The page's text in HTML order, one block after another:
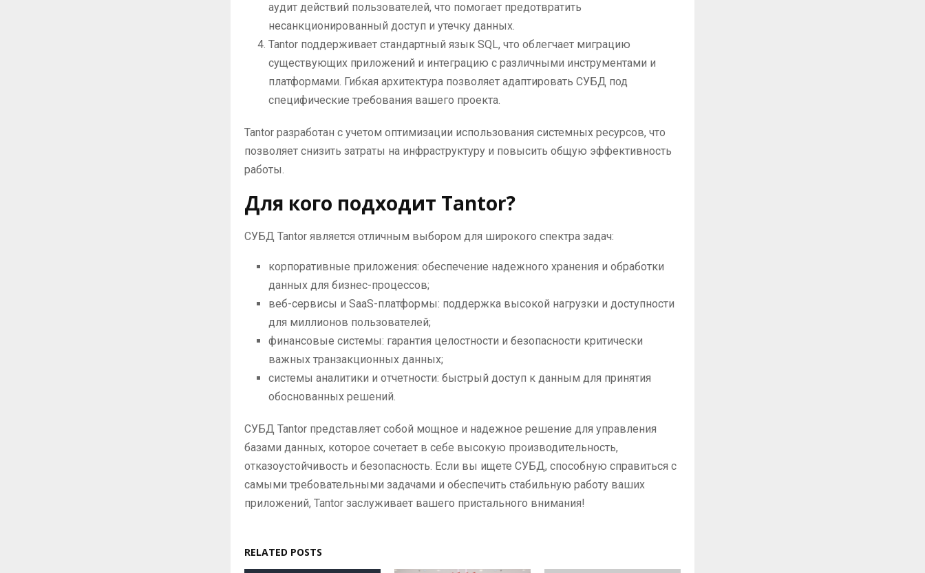
аудит действий пользователей, что помогает предотвратить
несанкционированный доступ и утечку данных.
Tantor поддерживает стандартный язык SQL, что облегчает миграцию
существующих приложений и интеграцию с различными инструментами и
платформами. Гибкая архитектура позволяет адаптировать СУБД под
специфические требования вашего проекта.
Tantor разработан с учетом оптимизации использования системных ресурсов, что
позволяет снизить затраты на инфраструктуру и повысить общую эффективность
работы.
Для кого подходит Tantor?
СУБД Tantor является отличным выбором для широкого спектра задач:
корпоративные приложения: обеспечение надежного хранения и обработки
данных для бизнес-процессов;
веб-сервисы и SaaS-платформы: поддержка высокой нагрузки и доступности
для миллионов пользователей;
финансовые системы: гарантия целостности и безопасности критически
важных транзакционных данных;
системы аналитики и отчетности: быстрый доступ к данным для принятия
обоснованных решений.
СУБД Tantor представляет собой мощное и надежное решение для управления
базами данных, которое сочетает в себе высокую производительность,
отказоустойчивость и безопасность. Если вы ищете СУБД, способную справиться с
самыми требовательными задачами и обеспечить стабильную работу ваших
приложений, Tantor заслуживает вашего пристального внимания!
RELATED POSTS